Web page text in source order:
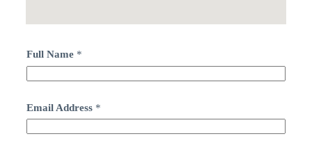
Full Name *
Email Address *